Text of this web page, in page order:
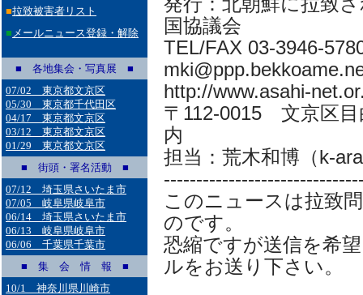
■拉致被害者リスト
■ メールニュース登録・解除
■ 各地集会・写真展 ■
07/02 東京都文京区
05/30 東京都千代田区
04/17 東京都文京区
03/12 東京都文京区
01/29 東京都文京区
■ 街頭・署名活動 ■
07/12 埼玉県さいたま市
07/05 岐阜県岐阜市
06/14 埼玉県さいたま市
06/13 岐阜県岐阜市
06/06 千葉県千葉市
■ 集 会 情 報 ■
10/1 神奈川県川崎市
国協議会
TEL/FAX 03-3946-
http://www.asahi-
〒112-0015 文京区
内
担当：荒木和博（k-
このニュースは拉致
のです。
恐縮ですが送信を希
ルをお送り下さい。